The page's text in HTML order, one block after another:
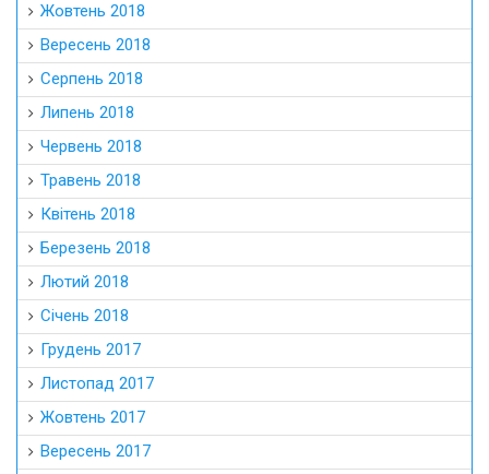
Жовтень 2018
Вересень 2018
Серпень 2018
Липень 2018
Червень 2018
Травень 2018
Квітень 2018
Березень 2018
Лютий 2018
Січень 2018
Грудень 2017
Листопад 2017
Жовтень 2017
Вересень 2017